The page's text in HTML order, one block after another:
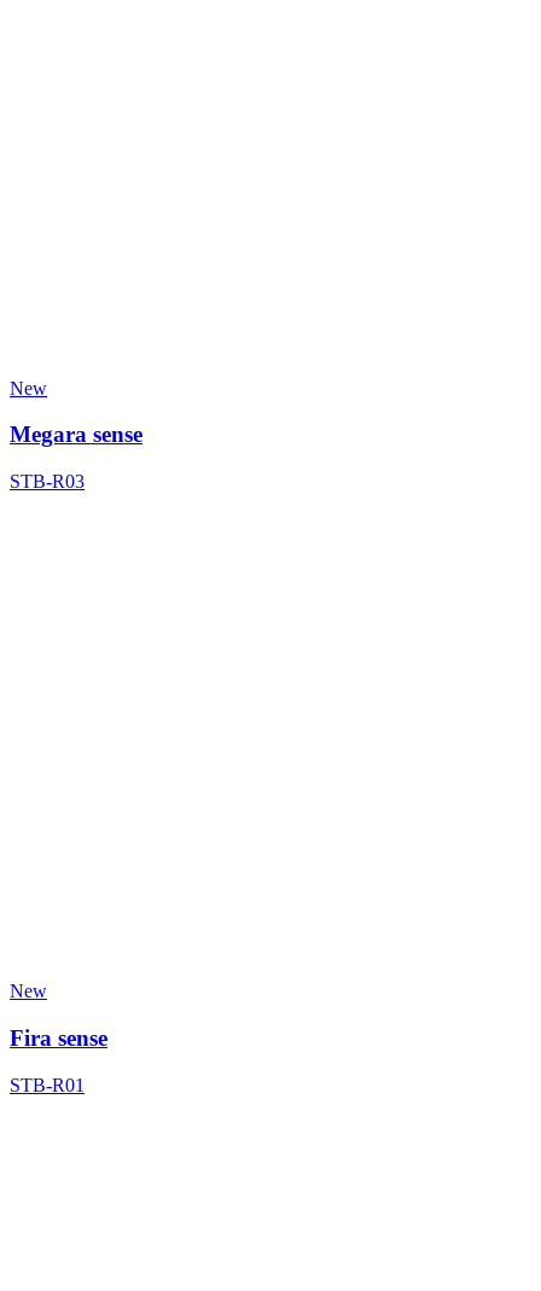
New
Megara sense
STB-R03
New
Fira sense
STB-R01